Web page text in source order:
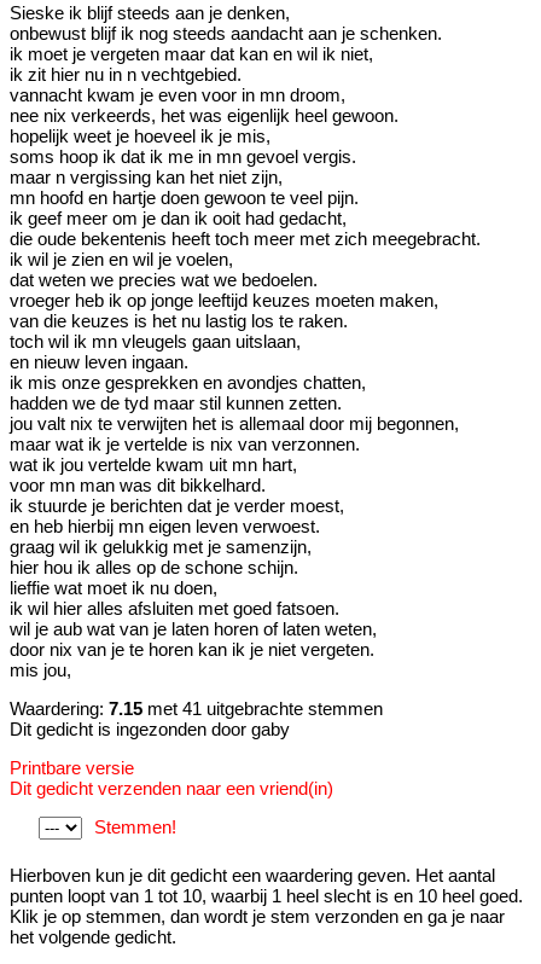
Sieske ik blijf steeds aan je denken,
onbewust blijf ik nog steeds aandacht aan je schenken.
ik moet je vergeten maar dat kan en wil ik niet,
ik zit hier nu in n vechtgebied.
vannacht kwam je even voor in mn droom,
nee nix verkeerds, het was eigenlijk heel gewoon.
hopelijk weet je hoeveel ik je mis,
soms hoop ik dat ik me in mn gevoel vergis.
maar n vergissing kan het niet zijn,
mn hoofd en hartje doen gewoon te veel pijn.
ik geef meer om je dan ik ooit had gedacht,
die oude bekentenis heeft toch meer met zich meegebracht.
ik wil je zien en wil je voelen,
dat weten we precies wat we bedoelen.
vroeger heb ik op jonge leeftijd keuzes moeten maken,
van die keuzes is het nu lastig los te raken.
toch wil ik mn vleugels gaan uitslaan,
en nieuw leven ingaan.
ik mis onze gesprekken en avondjes chatten,
hadden we de tyd maar stil kunnen zetten.
jou valt nix te verwijten het is allemaal door mij begonnen,
maar wat ik je vertelde is nix van verzonnen.
wat ik jou vertelde kwam uit mn hart,
voor mn man was dit bikkelhard.
ik stuurde je berichten dat je verder moest,
en heb hierbij mn eigen leven verwoest.
graag wil ik gelukkig met je samenzijn,
hier hou ik alles op de schone schijn.
lieffie wat moet ik nu doen,
ik wil hier alles afsluiten met goed fatsoen.
wil je aub wat van je laten horen of laten weten,
door nix van je te horen kan ik je niet vergeten.
mis jou,
Waardering: 7.15 met 41 uitgebrachte stemmen
Dit gedicht is ingezonden door gaby
Printbare versie
Dit gedicht verzenden naar een vriend(in)
Stemmen!
Hierboven kun je dit gedicht een waardering geven. Het aantal
punten loopt van 1 tot 10, waarbij 1 heel slecht is en 10 heel goed.
Klik je op stemmen, dan wordt je stem verzonden en ga je naar
het volgende gedicht.